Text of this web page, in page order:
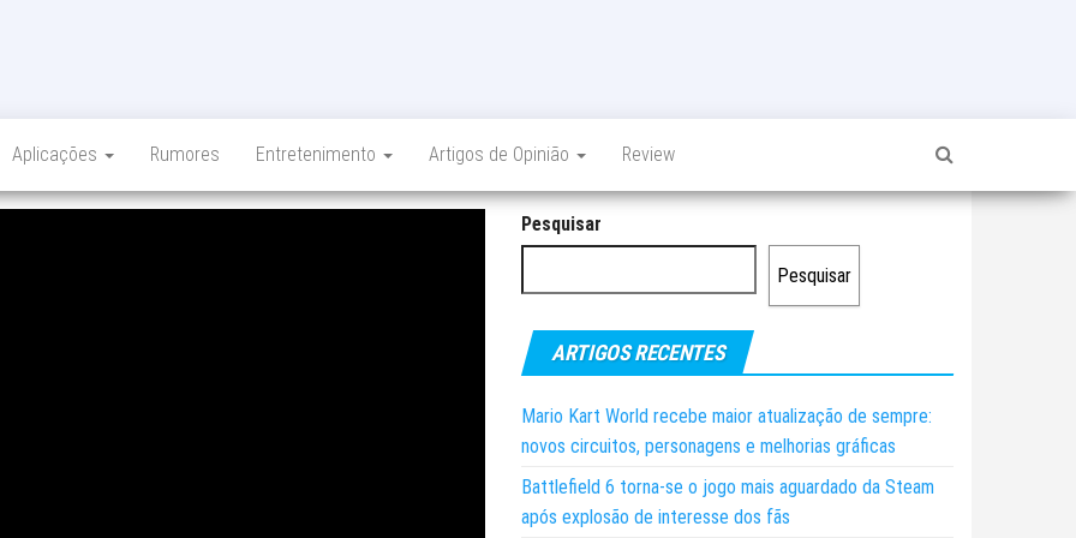
Aplicações Rumores Entretenimento Artigos de Opinião Review
Pesquisar
Pesquisar
ARTIGOS RECENTES
Mario Kart World recebe maior atualização de sempre:
novos circuitos, personagens e melhorias gráficas
Battlefield 6 torna-se o jogo mais aguardado da Steam
após explosão de interesse dos fãs